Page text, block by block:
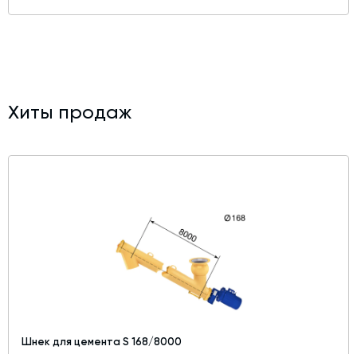
Хиты продаж
Шнек для цемента S 168/8000